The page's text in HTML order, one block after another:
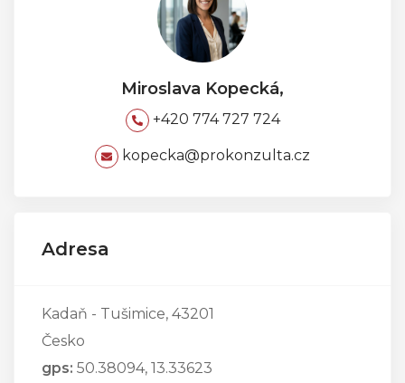
Miroslava Kopecká,
+420 774 727 724
kopecka@prokonzulta.cz
Adresa
Kadaň - Tušimice, 43201
Česko
gps: 50.38094, 13.33623